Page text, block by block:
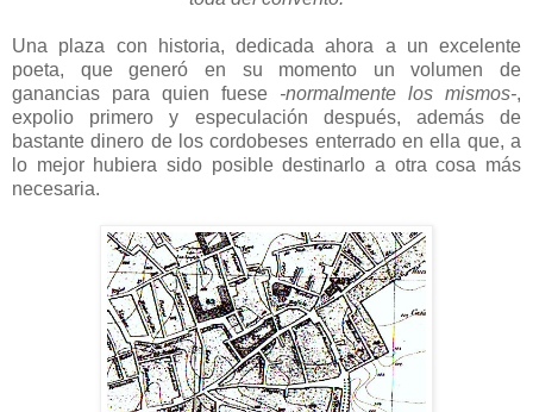
Una plaza con historia, dedicada ahora a un excelente
poeta, que generó en su momento un volumen de
ganancias para quien fuese -normalmente los mismos-,
expolio primero y especulación después, además de
bastante dinero de los cordobeses enterrado en ella que, a
lo mejor hubiera sido posible destinarlo a otra cosa más
necesaria.